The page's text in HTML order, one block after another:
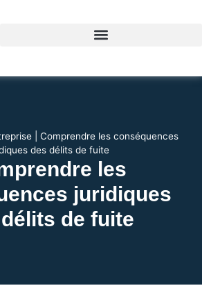
Comprendre les conséquences
des délits de fuite
les
juridiques
de fuite